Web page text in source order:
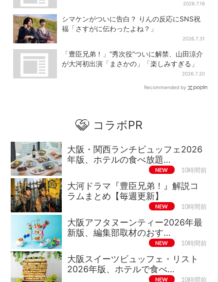
2026.7.16
シマケンがついに告白？ りんの反応にSNS祝
福「さすがに伝わったよね？」
2026.7.31
「豊臣兄弟！」“秀次役”ついに解禁、山田涼介
が大河初出演「まさかの」「楽しみすぎる」
2026.7.20
Recommended by
コラボPR
大阪・関西ランチビュッフェ2026
年版、ホテルの食べ放題…
NEW 10時間前
大河ドラマ『豊臣兄弟！』解説コ
ラムまとめ【毎週更新】
NEW 10時間前
大阪アフタヌーンティー2026年最
新版、編集部取材のおす…
NEW 10時間前
大阪スイーツビュッフェ・リスト
2026年版、ホテルで食べ…
NEW 10時間前